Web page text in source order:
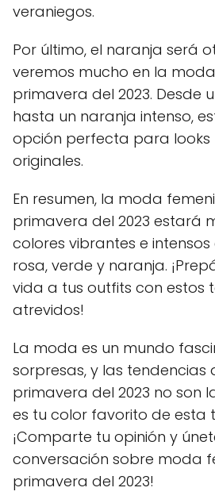
veraniegos.
Por último, el naranja será
veremos mucho en la
primavera del 2023. Desde
hasta un naranja intenso,
opción perfecta para looks
originales.
En resumen, la moda
primavera del 2023 estará
colores vibrantes e
rosa, verde y naranja.
vida a tus outfits con estos
atrevidos!
La moda es un mundo
sorpresas, y las
primavera del 2023 no son
es tu color favorito de esta
¡Comparte tu opinión y
conversación sobre moda
primavera del 2023!